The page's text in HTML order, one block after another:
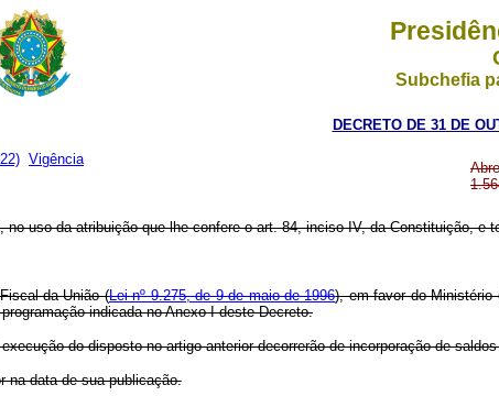
Subchefia
DECRETO DE 31 DE
Vigência
, no uso da atribuição que lhe confere o art. 84, inciso IV, da Constituição,
da União (Lei nº 9.275, de 9 de maio de 1996), em favor do Ministério
indicada no Anexo I deste Decreto.
do disposto no artigo anterior decorrerão de incorporação de
na data de sua publicação.